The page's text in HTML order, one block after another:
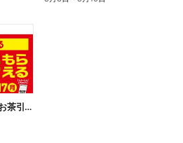
【無料引換券!】焼き麺買うとお茶引換券貰える!